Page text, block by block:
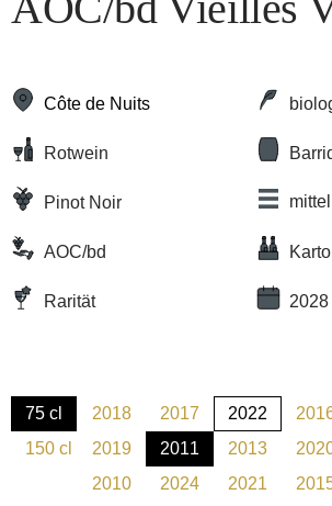
Côte de Nuits
Rotwein
Pinot Noir mittel
AOC/bd
Rarität 2028
75 cl
(Diese Option ist zurzeit nicht verfügbar.)
150 cl
2018
(Diese Option ist zurzeit nicht
2017
(Diese Option ist
2022
2019
2011 2013
2010 2024 2021